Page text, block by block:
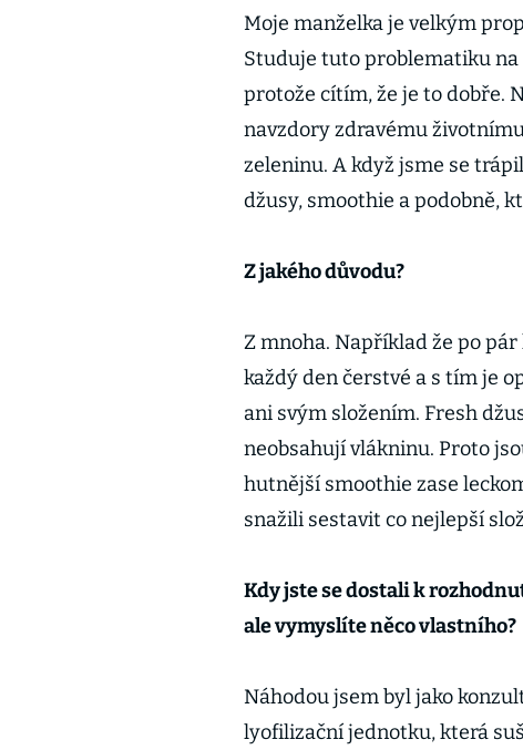
Moje manželka je velkým
Studuje tuto problematiku na
protože cítím, že je to dobře.
navzdory zdravému
zeleninu. A když jsme se
džusy, smoothie a podobně,
Z jakého důvodu?
Z mnoha. Například že po
každý den čerstvé a s tím je
ani svým složením. Fresh
neobsahují vlákninu. Proto
hutnější smoothie zase
snažili sestavit co nejlepší
Kdy jste se dostali k
ale vymyslíte něco vlastního?
Náhodou jsem byl jako
lyofilizační jednotku, která